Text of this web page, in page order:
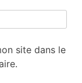
site dans le